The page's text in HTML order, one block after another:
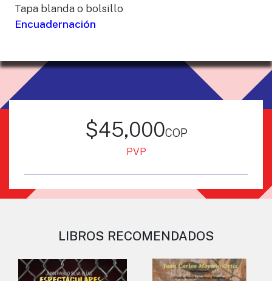
Tapa blanda o bolsillo
Encuadernación
$45,000cop
PVP
LIBROS RECOMENDADOS